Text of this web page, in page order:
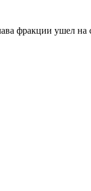
фракции ушел на